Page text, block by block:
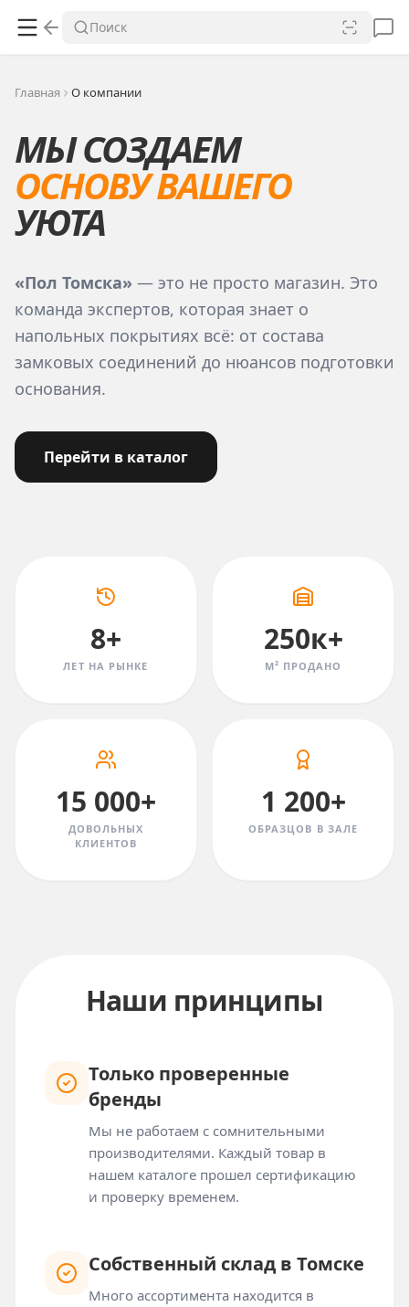
Поиск
Главная О компании
МЫ СОЗДАЕМ
ОСНОВУ ВАШЕГО
УЮТА
«Пол Томска» — это не просто магазин. Это
команда экспертов, которая знает о
напольных покрытиях всё: от состава
замковых соединений до нюансов подготовки
основания.
Перейти в каталог
8+
ЛЕТ НА РЫНКЕ
250к+
М² ПРОДАНО
15 000+
ДОВОЛЬНЫХ
КЛИЕНТОВ
1 200+
ОБРАЗЦОВ В ЗАЛЕ
Наши принципы
Только проверенные
бренды
Мы не работаем с сомнительными
производителями. Каждый товар в
нашем каталоге прошел сертификацию
и проверку временем.
Собственный склад в Томске
Много ассортимента находится в